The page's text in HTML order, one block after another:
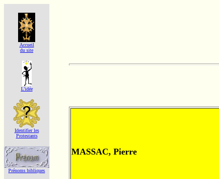
Accueil
du site
L'idée
Identifier les
Protestants
Prénoms bibliques
MASSAC, Pierre